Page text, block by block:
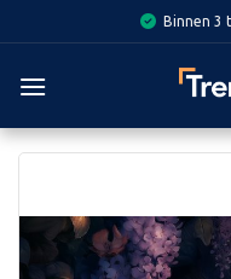
to
content
Binnen 3